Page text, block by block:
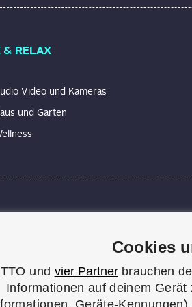
& RELAX
Video und Kameras
und Garten
macht Spaß und erleichtert
findest du praxisnahe
oder du bei der Einrichtung deines
leicht verständlichen Praxistipps
Cookies
und vier Partnerbrauchen
Informationen auf deinem
Geräte-